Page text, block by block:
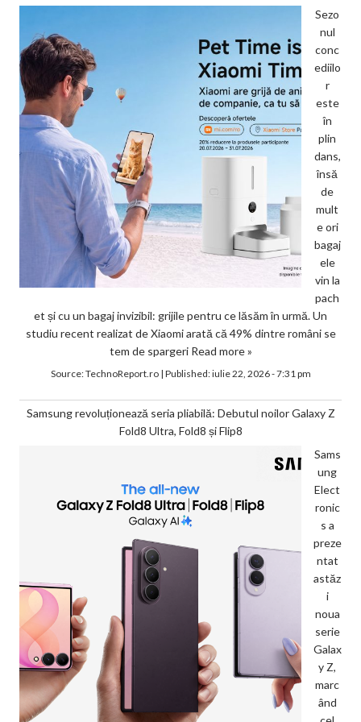
Sezo
nul
conc
ediilo
r
este
în
plin
dans,
însă
de
mult
e ori
bagaj
ele
vin la
pach
et și cu un bagaj invizibil: grijile pentru ce lăsăm în urmă. Un
studiu recent realizat de Xiaomi arată că 49% dintre români se
tem de spargeri Read more »
Source:TechnoReport.ro| Published:iulie 22, 2026 - 7:31 pm
Samsung revoluționează seria pliabilă: Debutul noilor Galaxy Z
Fold8 Ultra, Fold8 și Flip8
Sams
ung
Elect
ronic
s a
preze
ntat
astăz
i
noua
serie
Galax
y Z,
marc
ând